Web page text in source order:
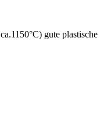
gute plastische